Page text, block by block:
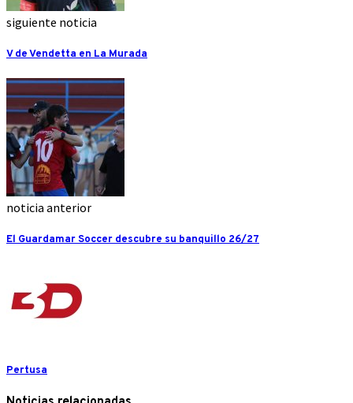
siguiente noticia
V de Vendetta en La Murada
noticia anterior
El Guardamar Soccer descubre su banquillo 26/27
Pertusa